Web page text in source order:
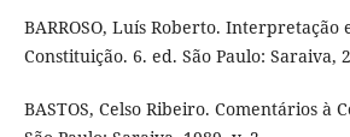
BARROSO, Luís Roberto. Interpretação
Constituição. 6. ed. São Paulo: Saraiva,
BASTOS, Celso Ribeiro. Comentários à